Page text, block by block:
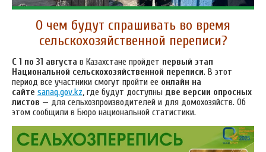
О чем будут спрашивать во время
сельскохозяйственной переписи?
С 1 по 31 августа в Казахстане пройдет первый этап
Национальной сельскохозяйственной переписи. В этот
период все участники смогут пройти ее онлайн на
сайте sanaq.gov.kz, где будут доступны две версии опросных
листов — для сельхозпроизводителей и для домохозяйств. Об
этом сообщили в Бюро национальной статистики.